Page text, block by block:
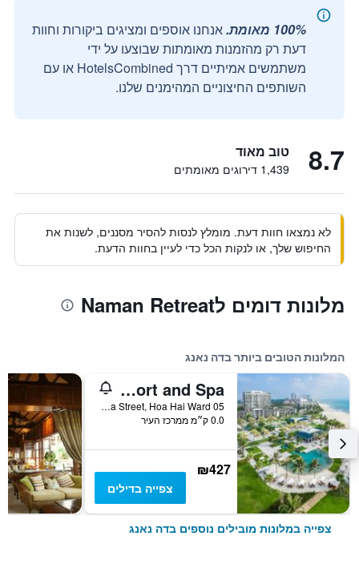
100% מאומת.
אנחנו אוספים ומציגים ביקורות וחוות
דעת רק מהזמנות מאומתות שבוצעו על ידי
משתמשים אמיתיים דרך HotelsCombined או עם
השותפים החיצוניים המהימנים שלנו.
8.7 טוב מאוד
1,439 דירוגים מאומתים
לא נמצאו חוות דעת. מומלץ לנסות להסיר מסננים, לשנות את
החיפוש שלך, או לנקות הכל כדי לעיין בחוות הדעת.
מלונות דומים לNaman Retreat
המלונות הטובים ביותר בדה נאנג
Hyatt Regency Danang Resort and Spa
05 Truong Sa Street, Hoa Hai Ward, דה נאנג, וייטנאם
0.0 ק״מ ממרכז העיר
₪427
צפייה בדילים
צפייה במלונות מובילים נוספים בדה נאנג